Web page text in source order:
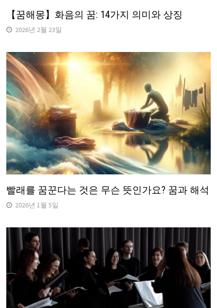
【꿈해몽】화음의 꿈: 14가지 의미와 상징
2026년 2월 23일
빨래를 꿈꾼다는 것은 무슨 뜻인가요? 꿈과 해석
2026년 1월 5일